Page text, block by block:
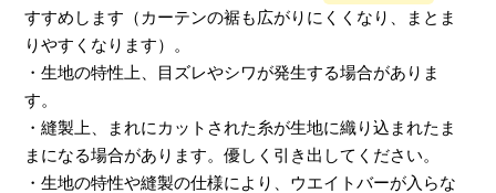
すすめします（カーテンの裾も広がりにくくなり、まとま
りやすくなります）。
・生地の特性上、目ズレやシワが発生する場合がありま
す。
・縫製上、まれにカットされた糸が生地に織り込まれたま
まになる場合があります。優しく引き出してください。
・生地の特性や縫製の仕様により、ウエイトバーが入らな